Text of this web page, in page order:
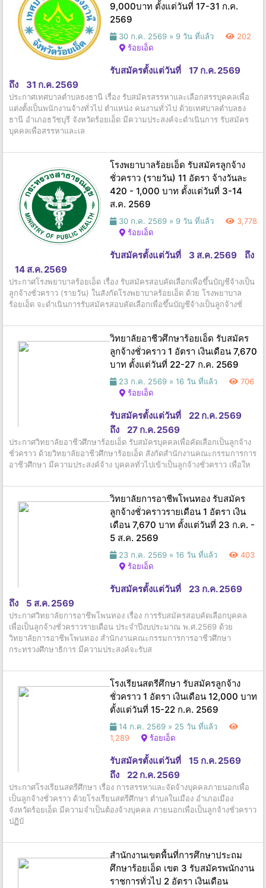
9,000บาท ตั้งแต่วันที่ 17-31 ก.ค.
2569
30 ก.ค. 2569 » 9 วัน ที่แล้ว
202
ร้อยเอ็ด
รับสมัครตั้งแต่วันที่
17 ก.ค. 2569
ถึง
31 ก.ค. 2569
ประกาศเทศบาลตำบลธงธานี เรื่อง รับสมัครสรรหาและเลือกสรรบุคคลเพื่อ
แต่งตั้งเป็นพนักงานจ้างทั่วไป ตำแหน่ง คนงานทั่วไป ด้วยเทศบาลตำบลธง
ธานี อำเภอธวัชบุรี จังหวัดร้อยเอ็ด มีความประสงค์จะดำเนินการ รับสมัคร
บุคคลเพื่อสรรหาและเล
โรงพยาบาลร้อยเอ็ด รับสมัครลูกจ้าง
ชั่วคราว (รายวัน) 11 อัตรา จ้างวันละ
420 - 1,000 บาท ตั้งแต่วันที่ 3-14
ส.ค. 2569
30 ก.ค. 2569 » 9 วัน ที่แล้ว
3,778
ร้อยเอ็ด
รับสมัครตั้งแต่วันที่ 3 ส.ค. 2569
ถึง
14 ส.ค. 2569
ประกาศโรงพยาบาลร้อยเอ็ด เรื่อง รับสมัครสอบคัดเลือกเพื่อขึ้นบัญชีจ้างเป็น
ลูกจ้างชั่วคราว (รายวัน) ในสังกัดโรงพยาบาลร้อยเอ็ด ด้วย โรงพยาบาล
ร้อยเอ็ด จะดำเนินการรับสมัครสอบคัดเลือกเพื่อขึ้นบัญชีจ้างเป็นลูกจ้างชั่
วิทยาลัยอาชีวศึกษาร้อยเอ็ด รับสมัคร
ลูกจ้างชั่วคราว 1 อัตรา เงินเดือน 7,670
บาท ตั้งแต่วันที่ 22-27 ก.ค. 2569
23 ก.ค. 2569 » 16 วัน ที่แล้ว
706
ร้อยเอ็ด
รับสมัครตั้งแต่วันที่
22 ก.ค. 2569
ถึง
27 ก.ค. 2569
ประกาศวิทยาลัยอาชีวศึกษาร้อยเอ็ด รับสมัครบุคคลเพื่อคัดเลือกเป็นลูกจ้าง
ชั่วคราว ด้วยวิทยาลัยอาชีวศึกษาร้อยเอ็ด สังกัดสำนักงานคณะกรรมการการ
อาชีวศึกษา มีความประสงค์จ้าง บุคคลทั่วไปเข้าเป็นลูกจ้างชั่วคราว เพื่อให
วิทยาลัยการอาชีพโพนทอง รับสมัคร
ลูกจ้างชั่วคราวรายเดือน 1 อัตรา เงิน
เดือน 7,670 บาท ตั้งแต่วันที่ 23 ก.ค. -
5 ส.ค. 2569
23 ก.ค. 2569 » 16 วัน ที่แล้ว
403
ร้อยเอ็ด
รับสมัครตั้งแต่วันที่
23 ก.ค. 2569
ถึง
5 ส.ค. 2569
ประกาศวิทยาลัยการอาชีพโพนทอง เรื่อง การรับสมัครสอบคัดเลือกบุคคล
เพื่อเป็นลูกจ้างชั่วคราวรายเดือน ประจำปีงบประมาณ พ.ศ.2569 ด้วย
วิทยาลัยการอาชีพโพนทอง สำนักงานคณะกรรมการการอาชีวศึกษา
กระทรวงศึกษาธิการ มีความประสงค์จะรับส
โรงเรียนสตรีศึกษา รับสมัครลูกจ้าง
ชั่วคราว 1 อัตรา เงินเดือน 12,000 บาท
ตั้งแต่วันที่ 15-22 ก.ค. 2569
14 ก.ค. 2569 » 25 วัน ที่แล้ว
1,289
ร้อยเอ็ด
รับสมัครตั้งแต่วันที่
15 ก.ค. 2569
ถึง
22 ก.ค. 2569
ประกาศโรงเรียนสตรีศึกษา เรื่อง การสรรหาและจัดจ้างบุคคลภายนอกเพื่อ
เป็นลูกจ้างชั่วคราว ด้วยโรงเรียนสตรีศึกษา ตำบลในเมือง อำเภอเมือง
จังหวัดร้อยเอ็ด มีความจำเป็นต้องจ้างบุคคล ภายนอกเพื่อเป็นลูกจ้างชั่วคราว
ปฏิบั
สำนักงานเขตพื้นที่การศึกษาประถม
ศึกษาร้อยเอ็ด เขต 3 รับสมัครพนักงาน
ราชการทั่วไป 2 อัตรา เงินเดือน